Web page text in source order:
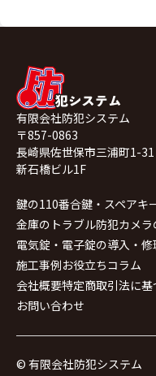
有限会社防犯システム
〒857-0863
長崎県佐世保市三浦町1-31
新石橋ビル1F
鍵の110番合鍵・スペアキ
金庫のトラブル防犯カメ
電気錠・電子錠の導入・修
施工事例お役立ちコラム
会社概要特定商取引法に
お問い合わせ
© 有限会社防犯システム